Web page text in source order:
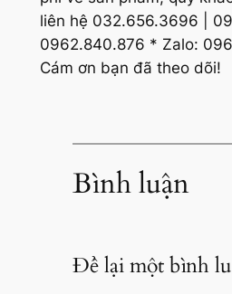
liên hệ 032.656.3696 |
0962.840.876 * Zalo:
Cám ơn bạn đã theo dõi!
Bình luận
Để lại một bình